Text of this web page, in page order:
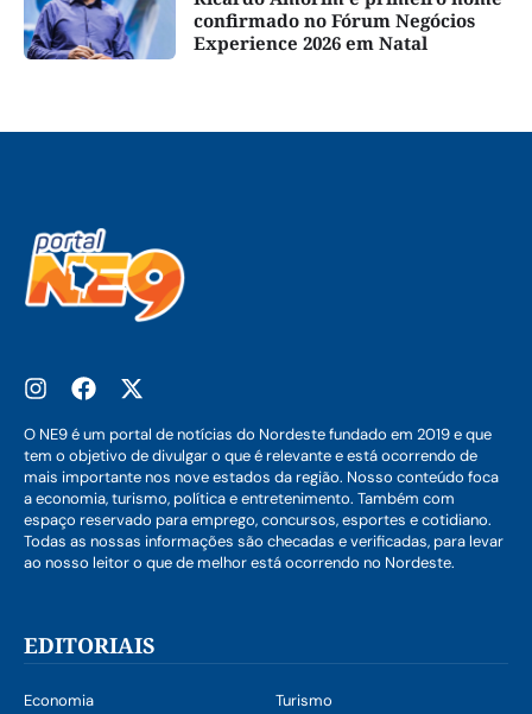
confirmado no Fórum Negócios
Experience 2026 em Natal
O NE9 é um portal de notícias do Nordeste fundado em 2019 e que
tem o objetivo de divulgar o que é relevante e está ocorrendo de
mais importante nos nove estados da região. Nosso conteúdo foca
a economia, turismo, política e entretenimento. Também com
espaço reservado para emprego, concursos, esportes e cotidiano.
Todas as nossas informações são checadas e verificadas, para levar
ao nosso leitor o que de melhor está ocorrendo no Nordeste.
EDITORIAIS
Economia Turismo